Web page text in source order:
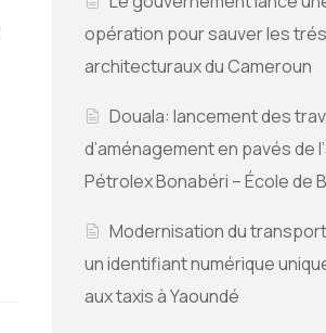
opération pour sauver les
architecturaux du Cameroun
Douala: lancement des
d’aménagement en pavés de
Pétrolex Bonabéri – École de
Modernisation du
un identifiant numérique
aux taxis à Yaoundé